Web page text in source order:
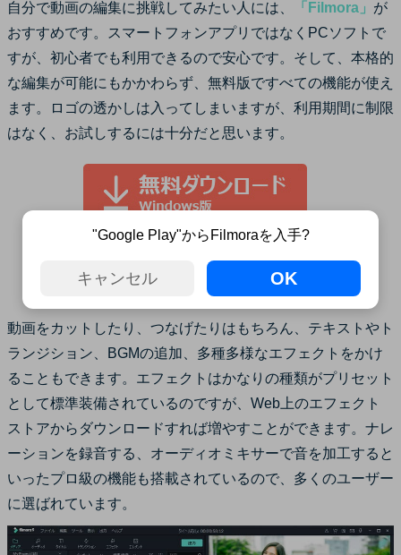
自分で動画の編集に挑戦してみたい人には、 「Filmora」 が
おすすめです。スマートフォンアプリではなくPCソフトで
すが、初心者でも利用できるので安心です。そして、本格的
な編集が可能にもかかわらず、無料版ですべての機能が使え
ます。ロゴの透かしは入ってしまいますが、利用期間に制限
はなく、お試しするには十分だと思います。
動画をカットしたり、つなげたりはもちろん、テキストやト
ランジション、BGMの追加、多種多様なエフェクトをかけ
ることもできます。エフェクトはかなりの種類がプリセット
として標準装備されているのですが、Web上のエフェクト
ストアからダウンロードすれば増やすことができます。ナレ
ーションを録音する、オーディオミキサーで音を加工すると
いったプロ級の機能も搭載されているので、多くのユーザー
に選ばれています。
"Google Play"からFilmoraを入手?
キャンセル OK